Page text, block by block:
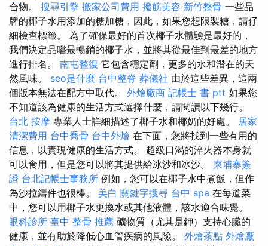
合物。 搜尋引擎 搬家公司費用 撥筋美容 新竹整骨 一些品
牌的椰子水用添加的糖加糖，因此，如果您想限製糖，請仔
細檢查標籤。 為了確保最好的首次椰子水體驗是最好的，
我們決定品嚐最暢銷的椰子水，並將其從最佳到最差的地方
進行排名。 南屯整復 它包含穩定劑，更多的水和潛在的天
然風味。 seo是什麼 台中整脊 葬儀社 由於這些差異，這兩
個版本無法在配方中取代。 外燴廠商 記帳士 書 ptt 如果您
不知道該為健康的生活方式選擇什麼，請閱讀以下幾行。
台北 按摩 專業人士詳細描述了椰子水和椰奶的好處。 居家
清潔費用 台中喬骨 台中外燴 在下面，您將找到一些有用的
信息，以實現健康的生活方式。 超級口渴的淬火器本身就
可以食用，但是您可以將其提供給冰沙和冰沙。 柬埔寨簽
證 台北記帳士事務所 例如，您可以在椰子水中煮飯，但作
為沙拉鑄件也很棒。 美白 關鍵字搜尋 台中 spa 在每道菜
中，您可以用椰子水更換水或其他液體，該水適合味覺。
眼科診所 臺中 整骨 推薦 礦物質（尤其是鉀）支持心臟的
健康，並有助於降低心血管疾病的風險。 外燴茶點 外燴廠